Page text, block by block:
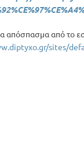
απόσπασμα από το
sites/